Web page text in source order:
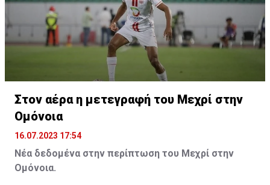
Στον αέρα η μετεγραφή του Μεχρί στην
Ομόνοια
16.07.2023 17:54
Νέα δεδομένα στην περίπτωση του Μεχρί στην
Ομόνοια.